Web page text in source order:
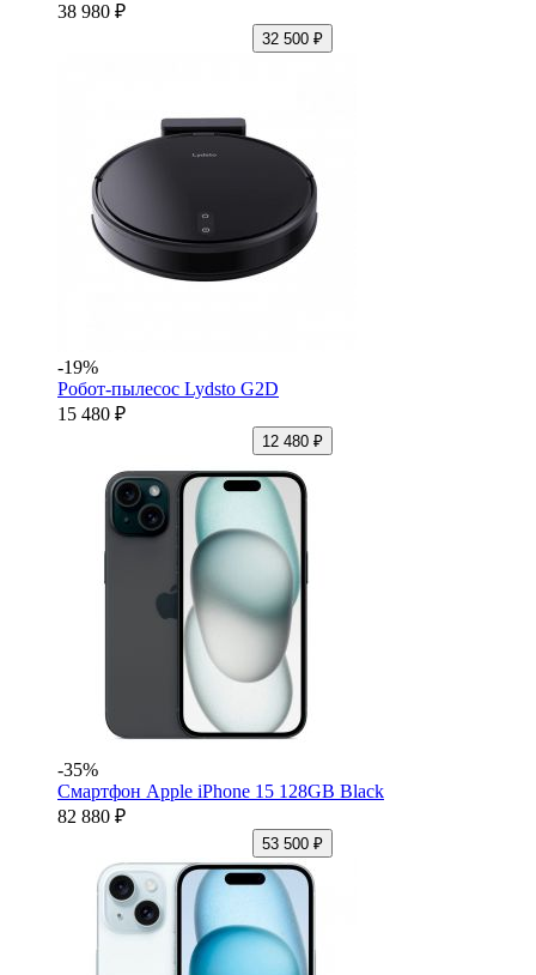
38 980 ₽
32 500 ₽
-19%
Робот-пылесос Lydsto G2D
15 480 ₽
12 480 ₽
-35%
Смартфон Apple iPhone 15 128GB Black
82 880 ₽
53 500 ₽